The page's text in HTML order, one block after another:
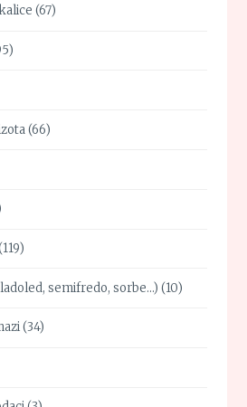
(67)
(66)
semifredo, sorbe…) (10)
(34)